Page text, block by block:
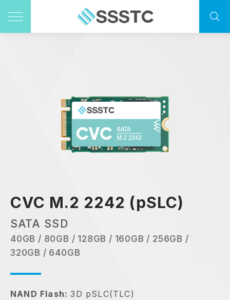
CVC M.2 2242 (pSLC)
SATA SSD
40GB / 80GB / 128GB / 160GB / 256GB /
320GB / 640GB
NAND Flash:3D pSLC(TLC)